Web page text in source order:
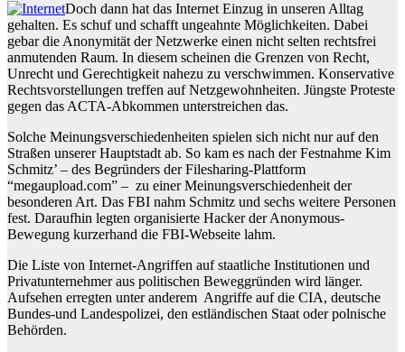
Doch dann hat das Internet Einzug in unseren Alltag
gehalten. Es schuf und schafft ungeahnte Möglichkeiten. Dabei
gebar die Anonymität der Netzwerke einen nicht selten rechtsfrei
anmutenden Raum. In diesem scheinen die Grenzen von Recht,
Unrecht und Gerechtigkeit nahezu zu verschwimmen. Konservative
Rechtsvorstellungen treffen auf Netzgewohnheiten. Jüngste Proteste
gegen das ACTA-Abkommen unterstreichen das.
Solche Meinungsverschiedenheiten spielen sich nicht nur auf den
Straßen unserer Hauptstadt ab. So kam es nach der Festnahme Kim
Schmitz’ – des Begründers der Filesharing-Plattform
“megaupload.com” – zu einer Meinungsverschiedenheit der
besonderen Art. Das FBI nahm Schmitz und sechs weitere Personen
fest. Daraufhin legten organisierte Hacker der Anonymous-
Bewegung kurzerhand die FBI-Webseite lahm.
Die Liste von Internet-Angriffen auf staatliche Institutionen und
Privatunternehmer aus politischen Beweggründen wird länger.
Aufsehen erregten unter anderem Angriffe auf die CIA, deutsche
Bundes-und Landespolizei, den estländischen Staat oder polnische
Behörden.